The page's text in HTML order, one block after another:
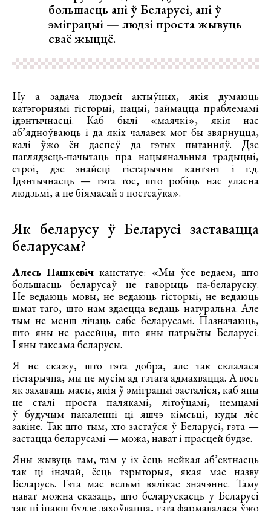
большасць ані ў Беларусі, ані ў
эміграцыі — людзі проста жывуць
сваё жыццё.
Ну а задача людзей актыўных, якія думаюць
катэгорыямі гісторыі, нацыі, займацца праблемамі
ідэнтычнасці. Каб былі «маячкі», якія нас
аб’ядноўваюць і да якіх чалавек мог бы звярнуцца,
калі ўжо ён даспеў да гэтых пытанняў. Дзе
паглядзець-пачытаць пра нацыянальныя традыцыі,
строі, дзе знайсці гістарычны кантэнт і г.д.
Ідэнтычнасць — гэта тое, што робіць нас уласна
людзьмі, а не біямасай з постсаўка».
Як беларусу ў Беларусі заставацца
беларусам?
Алесь Пашкевіч канстатуе: «Мы ўсе ведаем, што
большасць беларусаў не гаворыць па-беларуску.
Не ведаюць мовы, не ведаюць гісторыі, не ведаюць
шмат таго, што нам здаецца ведаць натуральна. Але
тым не менш лічаць сябе беларусамі. Пазначаюць,
што яны не расейцы, што яны патрыёты Беларусі.
І яны таксама беларусы.
Я не скажу, што гэта добра, але так склалася
гістарычна, мы не мусім ад гэтага адмахвацца. А вось
як захаваць масы, якія ў эміграцыі засталіся, каб яны
не сталі проста палякамі, літоўцамі, немцамі
ў будучым пакаленні ці яшчэ кімсьці, куды лёс
закіне. Так што тым, хто застаўся ў Беларусі, гэта —
застацца беларусамі — можа, нават і прасцей будзе.
Яны жывуць там, там у іх ёсць нейкая аб’ектнасць
так ці іначай, ёсць тэрыторыя, якая мае назву
Беларусь. Гэта мае вельмі вялікае значэнне. Таму
нават можна сказаць, што беларускасць у Беларусі
так ці інакш будзе захоўвацца, гэта фармавалася ўжо